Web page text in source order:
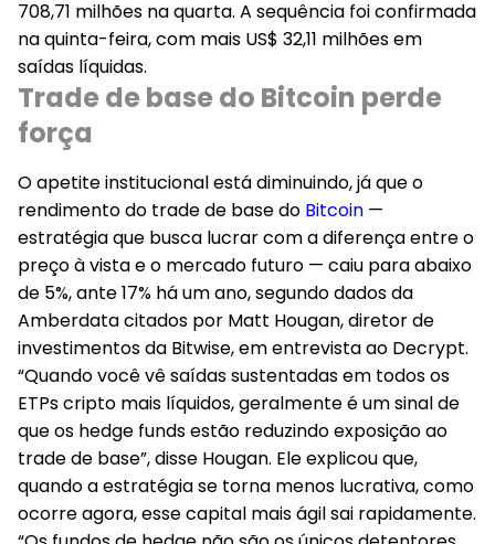
708,71 milhões na quarta. A sequência foi confirmada
na quinta-feira, com mais US$ 32,11 milhões em
saídas líquidas.
Trade de base do Bitcoin perde
força
O apetite institucional está diminuindo, já que o
rendimento do trade de base do Bitcoin —
estratégia que busca lucrar com a diferença entre o
preço à vista e o mercado futuro — caiu para abaixo
de 5%, ante 17% há um ano, segundo dados da
Amberdata citados por Matt Hougan, diretor de
investimentos da Bitwise, em entrevista ao Decrypt.
“Quando você vê saídas sustentadas em todos os
ETPs cripto mais líquidos, geralmente é um sinal de
que os hedge funds estão reduzindo exposição ao
trade de base”, disse Hougan. Ele explicou que,
quando a estratégia se torna menos lucrativa, como
ocorre agora, esse capital mais ágil sai rapidamente.